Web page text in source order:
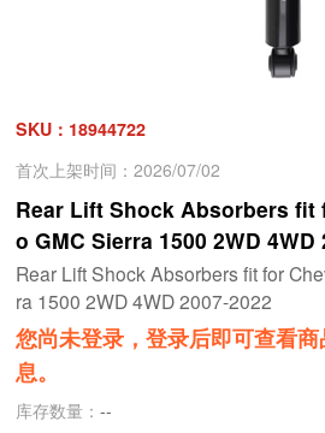
SKU：18944722
首次上架时间：2026/07/02
Rear Lift Shock Absorbers fit
o GMC Sierra 1500 2WD 4WD
Rear Lift Shock Absorbers fit for
ra 1500 2WD 4WD 2007-2022
您尚未登录，登录后即可查看
息。
库存数量：--